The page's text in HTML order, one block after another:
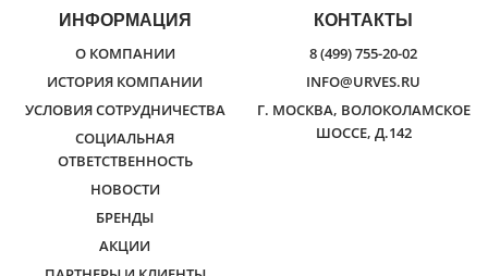
ИНФОРМАЦИЯ
О КОМПАНИИ
ИСТОРИЯ КОМПАНИИ
УСЛОВИЯ СОТРУДНИЧЕСТВА
СОЦИАЛЬНАЯ
ОТВЕТСТВЕННОСТЬ
НОВОСТИ
БРЕНДЫ
АКЦИИ
КОНТАКТЫ
8 (499) 755-20-02
INFO@URVES.RU
Г. МОСКВА, ВОЛОКОЛАМСКОЕ
ШОССЕ, Д.142